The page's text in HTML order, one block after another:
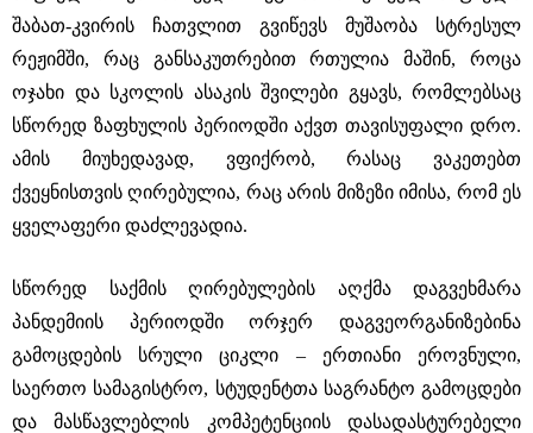
შაბათ-კვირის ჩათვლით გვიწევს მუშაობა სტრესულ
რეჟიმში, რაც განსაკუთრებით რთულია მაშინ, როცა
ოჯახი და სკოლის ასაკის შვილები გყავს, რომლებსაც
სწორედ ზაფხულის პერიოდში აქვთ თავისუფალი დრო.
ამის მიუხედავად, ვფიქრობ, რასაც ვაკეთებთ
ქვეყნისთვის ღირებულია, რაც არის მიზეზი იმისა, რომ ეს
ყველაფერი დაძლევადია.
სწორედ საქმის ღირებულების აღქმა დაგვეხმარა
პანდემიის პერიოდში ორჯერ დაგვეორგანიზებინა
გამოცდების სრული ციკლი – ერთიანი ეროვნული,
საერთო სამაგისტრო, სტუდენტთა საგრანტო გამოცდები
და მასწავლებლის კომპეტენციის დასადასტურებელი